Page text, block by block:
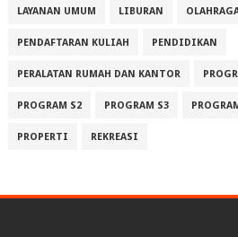
LAYANAN UMUM LIBURAN
PENDAFTARAN KULIAH PENDIDIKAN
PERALATAN RUMAH DAN KANTOR
PROGRAM S2 PROGRAM S3
PROPERTI REKREASI